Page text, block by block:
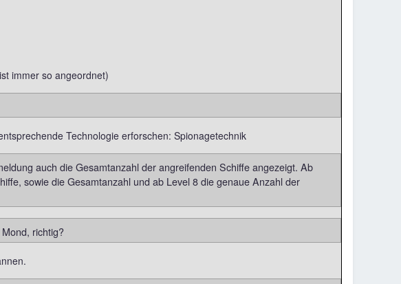
immer so angeordnet)
Technologie erforschen: Spionagetechnik
auch die Gesamtanzahl der angreifenden Schiffe angezeigt. Ab
sowie die Gesamtanzahl und ab Level 8 die genaue Anzahl der
richtig?